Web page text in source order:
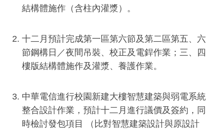
結構體施作（含柱內灌漿）。
十二月預計完成第一區第六節及第二區第五、六
節鋼構日／夜間吊裝、校正及電銲作業；三、四
樓版結構體施作及灌漿、養護作業。
中華電信進行校園新建大樓智慧建築與弱電系統
整合設計作業，預計十二月進行議價及簽約，同
時檢討發包項目 （比對智慧建築設計與原設計